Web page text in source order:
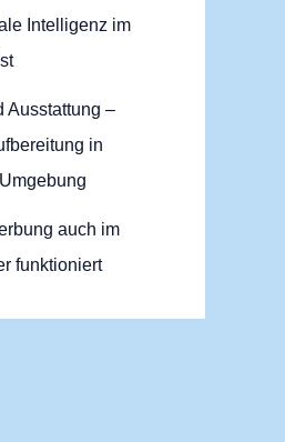
Intelligenz im
Ausstattung –
in
auch im
funktioniert